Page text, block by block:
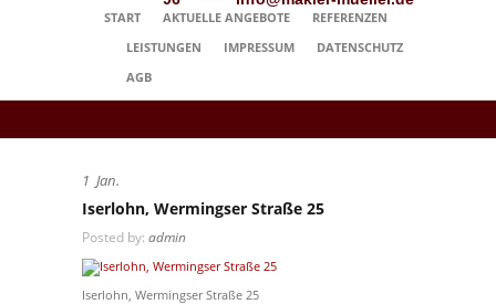
START AKTUELLE ANGEBOTE
REFERENZEN
LEISTUNGEN
IMPRESSUM
DATENSCHUTZ
AGB
1 Jan.
Iserlohn, Wermingser Straße 25
Posted by: admin
Iserlohn, Wermingser Straße 25